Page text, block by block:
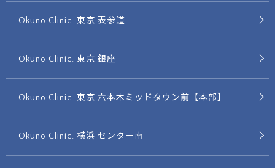
Okuno Clinic. 東京 表参道
Okuno Clinic. 東京 銀座
Okuno Clinic. 東京 六本木ミッドタウン前【本部】
Okuno Clinic. 横浜 センター南